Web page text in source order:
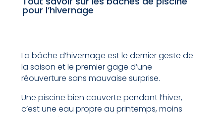
pour l’hivernage
La bâche d’hivernage est le dernier geste de
la saison et le premier gage d’une
réouverture sans mauvaise surprise.
Une piscine bien couverte pendant l’hiver,
c’est une eau propre au printemps, moins